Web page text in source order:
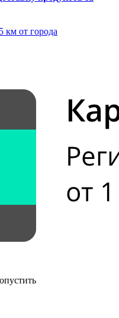
км от города